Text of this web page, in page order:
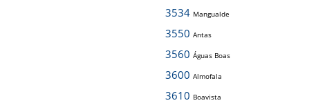
3534 Mangualde
3550 Antas
3560 Águas Boas
3600 Almofala
3610 Boavista